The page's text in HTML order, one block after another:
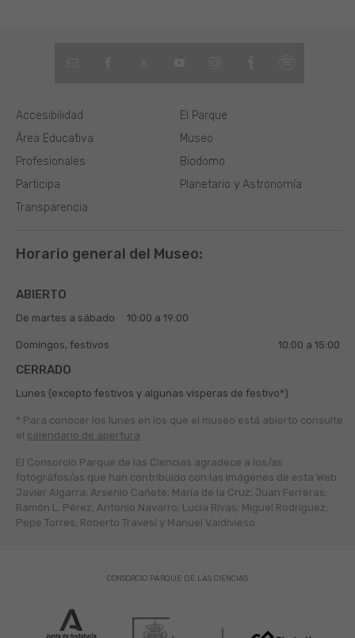
El Parque
Museo
Biodomo
Planetario y Astronomía
Área Educativa
Profesionales
Participa
Transparencia
Accesibilidad
Horario general del Museo:
ABIERTO
De martes a sábado 10:00 a 19:00
Domingos, festivos 10:00 a 15:00
CERRADO
Lunes (excepto festivos y algunas vísperas de festivo*)
* Para conocer los lunes en los que el museo está abierto consulte
el calendario de apertura
El Consorcio Parque de las Ciencias agradece a los/as
fotógráfos/as que han contribuido con las imágenes de esta Web:
Javier Algarra; Arsenio Cañete; María de la Cruz; Juan Ferreras;
Ramón L. Pérez; Antonio Navarro; Lucía Rivas; Miguel Rodríguez;
Pepe Torres; Roberto Travesí y Manuel Valdivieso.
CONSORCIO PARQUE DE LAS CIENCIAS